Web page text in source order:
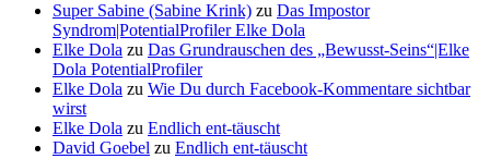
Super Sabine (Sabine Krink) zu Das Impostor
Syndrom|PotentialProfiler Elke Dola
Elke Dola zu Das Grundrauschen des „Bewusst-Seins“|Elke
Dola PotentialProfiler
Elke Dola zu Wie Du durch Facebook-Kommentare sichtbar
wirst
Elke Dola zu Endlich ent-täuscht
David Goebel zu Endlich ent-täuscht